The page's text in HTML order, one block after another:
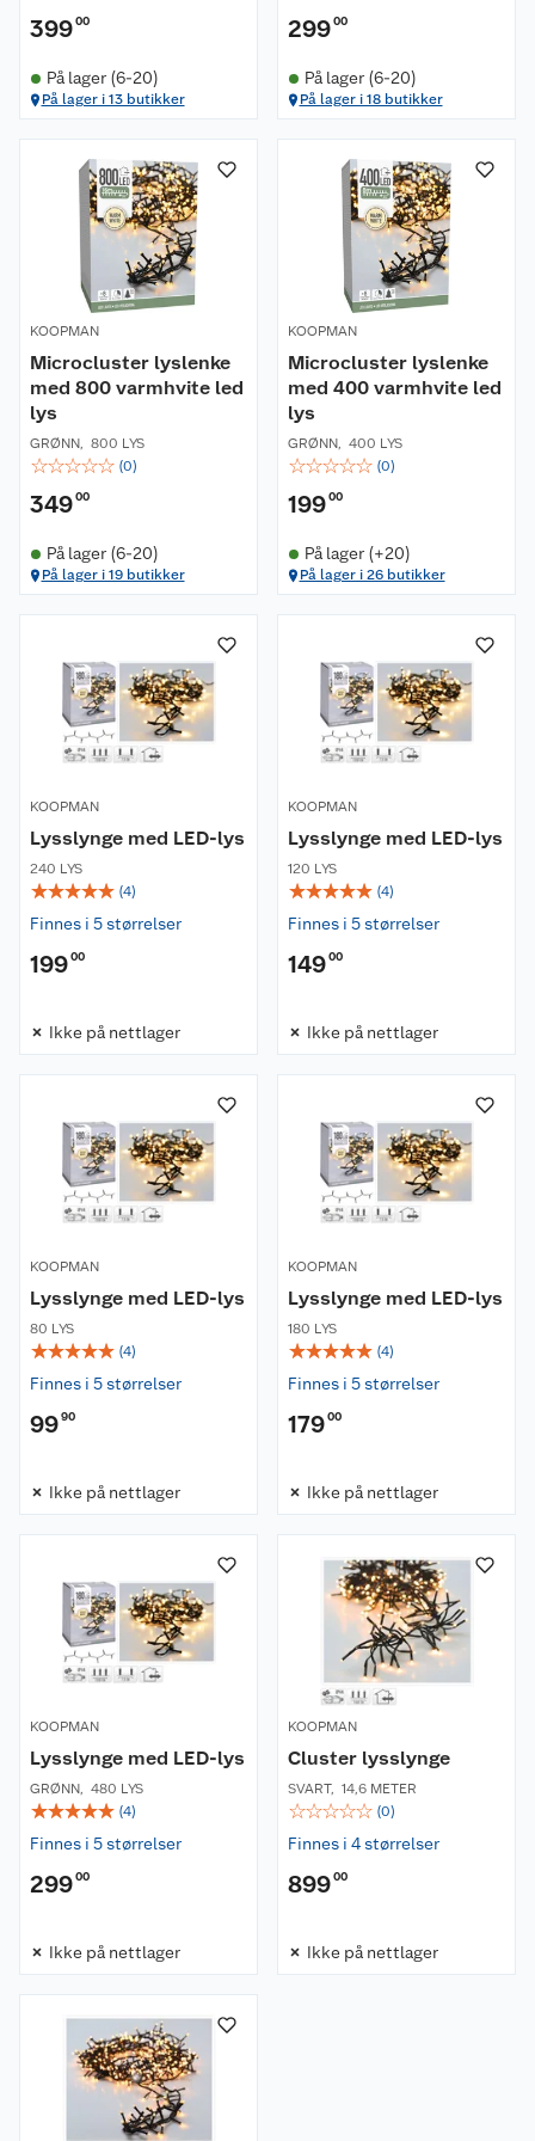
39900
På lager (6-20)
På lager i 13 butikker
29900
På lager (6-20)
På lager i 18 butikker
KOOPMAN
Microcluster lyslenke
med 800 varmhvite led
lys
GRØNN, 800 LYS
☆☆☆☆☆ (0)
34900
På lager (6-20)
På lager i 19 butikker
KOOPMAN
Microcluster lyslenke
med 400 varmhvite led
lys
GRØNN, 400 LYS
☆☆☆☆☆ (0)
19900
På lager (+20)
På lager i 26 butikker
KOOPMAN
Lysslynge med LED-lys
240 LYS
☆☆☆☆☆ (4)
Finnes i 5 størrelser
19900
Ikke på nettlager
KOOPMAN
Lysslynge med LED-lys
120 LYS
☆☆☆☆☆ (4)
Finnes i 5 størrelser
14900
Ikke på nettlager
KOOPMAN
Lysslynge med LED-lys
80 LYS
☆☆☆☆☆ (4)
Finnes i 5 størrelser
9990
Ikke på nettlager
KOOPMAN
Lysslynge med LED-lys
180 LYS
☆☆☆☆☆ (4)
Finnes i 5 størrelser
17900
Ikke på nettlager
KOOPMAN
Lysslynge med LED-lys
GRØNN, 480 LYS
☆☆☆☆☆ (4)
Finnes i 5 størrelser
29900
Ikke på nettlager
KOOPMAN
Cluster lysslynge
SVART, 14,6 METER
☆☆☆☆☆ (0)
Finnes i 4 størrelser
89900
Ikke på nettlager
Kundeservice
Butikker
Nyheter
Våre merkevarer
Våre kjeder